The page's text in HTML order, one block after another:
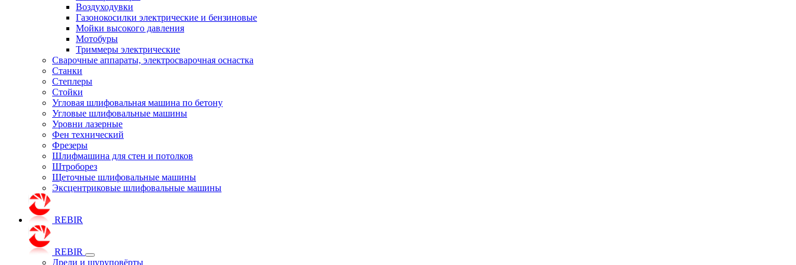
Воздуходувки
Газонокосилки электрические и бензиновые
Мойки высокого давления
Мотобуры
Триммеры электрические
Сварочные аппараты, электросварочная оснастка
Станки
Степлеры
Стойки
Угловая шлифовальная машина по бетону
Угловые шлифовальные машины
Уровни лазерные
Фен технический
Фрезеры
Шлифмашина для стен и потолков
Штроборез
Щеточные шлифовальные машины
Эксцентриковые шлифовальные машины
REBIR
REBIR
Дрели и шуруповёрты